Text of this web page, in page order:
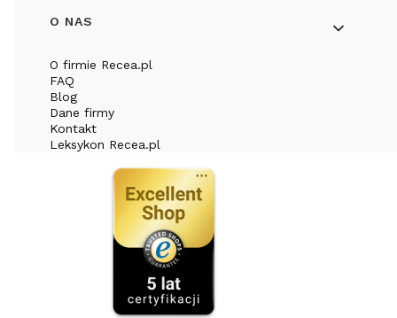
O NAS
O firmie Recea.pl
FAQ
Blog
Dane firmy
Kontakt
Leksykon Recea.pl